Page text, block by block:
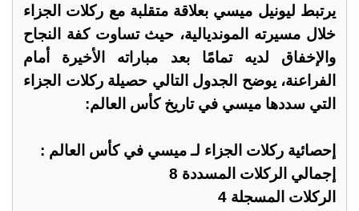
يرتبط ليونيل ميسي بعلاقة متقلبة مع ركلات الجزاء
خلال مسيرته المونديالية، حيث تساوت كفة النجاح
والإخفاق لديه تمامًا بعد مباراته الأخيرة أمام
الفراعنة، يوضح الجدول التالي حصيلة ركلات الجزاء
التي سددها ميسي في تاريخ كأس العالم:
إحصائية ركلات الجزاء لـ ميسي في كأس العالم :
إجمالي الركلات المسددة 8
الركلات المسجلة 4